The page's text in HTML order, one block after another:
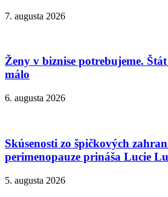
7. augusta 2026
Ženy v biznise potrebujeme.
málo
6. augusta 2026
Skúsenosti zo špičkových
perimenopauze prináša Lucie
5. augusta 2026